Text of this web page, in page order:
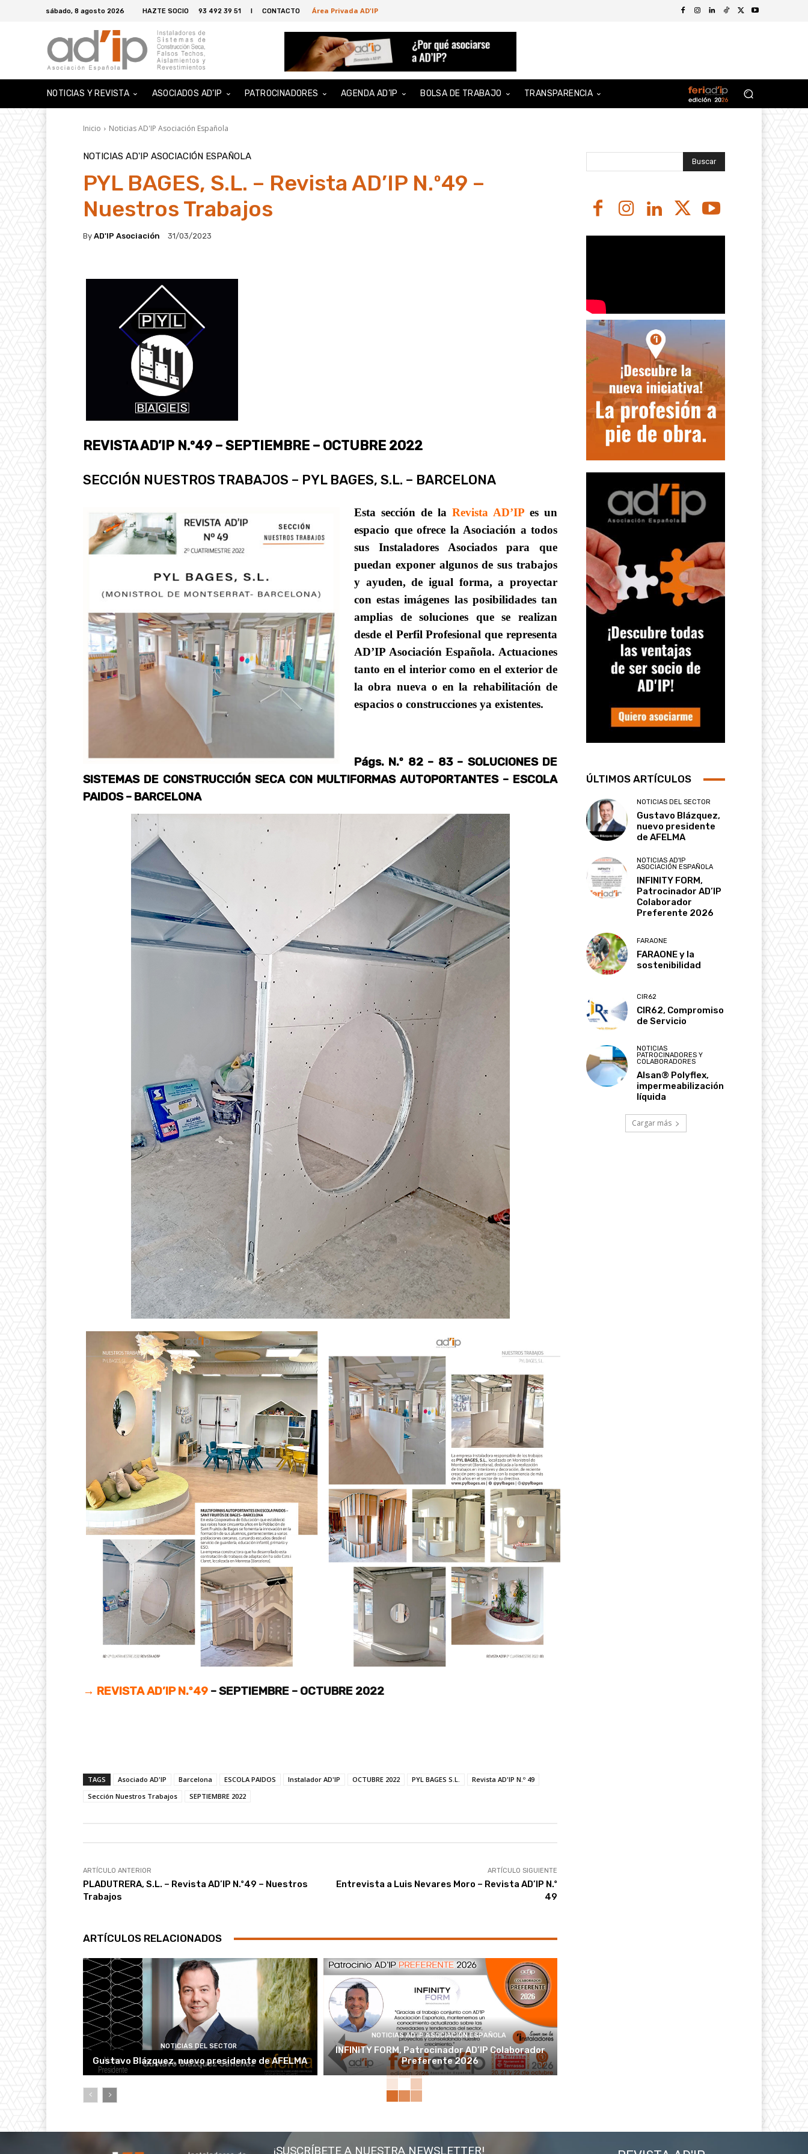
sábado, 8 agosto 2026 HAZTE SOCIO 93 492 39 51 I CONTACTO Área Privada AD'IP
NOTICIAS Y REVISTA ASOCIADOS AD’IP PATROCINADORES AGENDA AD’IP BOLSA DE TRABAJO TRANSPARENCIA
Inicio Noticias AD'IP Asociación Española
NOTICIAS AD'IP ASOCIACIÓN ESPAÑOLA
PYL BAGES, S.L. – Revista AD’IP N.º49 –
Nuestros Trabajos
By AD'IP Asociación 31/03/2023
REVISTA AD’IP N.º49 – SEPTIEMBRE – OCTUBRE 2022
SECCIÓN NUESTROS TRABAJOS – PYL BAGES, S.L. – BARCELONA
Esta sección de la Revista AD’IP es un
espacio que ofrece la Asociación a todos
sus Instaladores Asociados para que
puedan exponer algunos de sus trabajos
y ayuden, de igual forma, a proyectar
con estas imágenes las posibilidades tan
amplias de soluciones que se realizan
desde el Perfil Profesional que representa
AD’IP Asociación Española. Actuaciones
tanto en el interior como en el exterior de
la obra nueva o en la rehabilitación de
espacios o construcciones ya existentes.
Págs. N.º 82 – 83 – SOLUCIONES DE
SISTEMAS DE CONSTRUCCIÓN SECA CON MULTIFORMAS AUTOPORTANTES – ESCOLA
PAIDOS – BARCELONA
→ REVISTA AD’IP N.º49 – SEPTIEMBRE – OCTUBRE 2022
TAGS Asociado AD'IP Barcelona ESCOLA PAIDOS Instalador AD'IP OCTUBRE 2022 PYL BAGES S.L.
Revista AD'IP N.º 49
Sección Nuestros Trabajos
SEPTIEMBRE 2022
ARTÍCULO ANTERIOR
PLADUTRERA, S.L. – Revista AD’IP N.º49 – Nuestros
Trabajos
ARTÍCULO SIGUIENTE
Entrevista a Luis Nevares Moro – Revista AD’IP N.º
49
ARTÍCULOS RELACIONADOS
NOTICIAS DEL SECTOR
Gustavo Blázquez, nuevo presidente de AFELMA
NOTICIAS AD'IP ASOCIACIÓN ESPAÑOLA
INFINITY FORM, Patrocinador AD’IP Colaborador
Preferente 2026
Buscar
ÚLTIMOS ARTÍCULOS
NOTICIAS DEL SECTOR
Gustavo Blázquez,
nuevo presidente
de AFELMA
NOTICIAS AD'IP
ASOCIACIÓN ESPAÑOLA
INFINITY FORM,
Patrocinador AD’IP
Colaborador
Preferente 2026
FARAONE
FARAONE y la
sostenibilidad
CIR62
CIR62, Compromiso
de Servicio
NOTICIAS
PATROCINADORES Y
COLABORADORES
Alsan® Polyflex,
impermeabilización
líquida
Cargar más
¡SUSCRÍBETE A NUESTRA NEWSLETTER!